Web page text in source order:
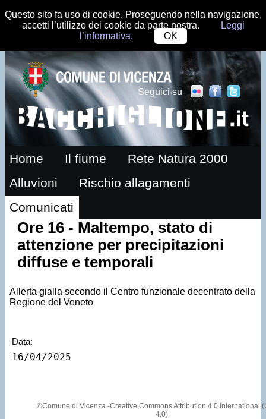
Questo sito fa uso di cookie. Proseguendo nella navigazione,
accetti l’utilizzo dei cookie da parte nostra.
Leggi
l’informativa.
OK
Seguici su
Home Il fiume
Rete Natura 2000
Alluvioni
Rischio allagamenti
Comunicati
Ore 16 - Maltempo, stato di
attenzione per precipitazioni
diffuse e temporali
Allerta gialla secondo il Centro funzionale decentrato della
Regione del Veneto
Data:
16/04/2025
©Comune di Vicenza -Creative Commons Attribution 4.0 International
4.0)